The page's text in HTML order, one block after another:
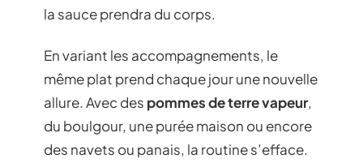
la sauce prendra du corps.
En variant les accompagnements, le
même plat prend chaque jour une nouvelle
allure. Avec des pommes de terre vapeur,
du boulgour, une purée maison ou encore
des navets ou panais, la routine s’efface.